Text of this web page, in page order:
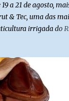
a 21 de agosto,
& Tec, uma das
irrigada do
profissionais do
de especialistas,
e uma ampla